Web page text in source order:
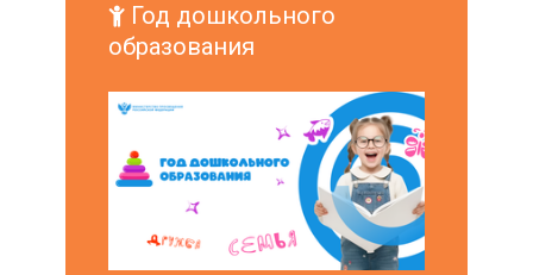
Год дошкольного
образования